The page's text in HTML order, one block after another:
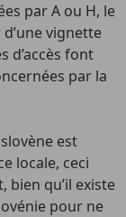
par A ou H, le
vignette
d’accès font
par la
est
locale, ceci
bien qu’il existe
pour ne